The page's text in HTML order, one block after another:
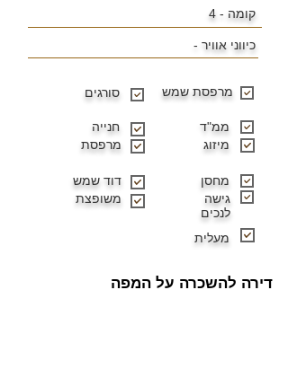
קומה - 4
כיווני אוויר -
סורגים
חנייה
מרפסת
מרפסת שמש
ממ"ד
מיזוג
דוד שמש
משופצת
מחסן
גישה
לנכים
מעלית
דירה להשכרה על המפה